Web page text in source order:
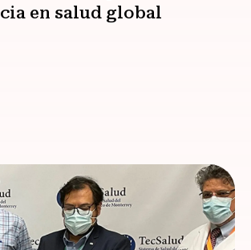
en salud global